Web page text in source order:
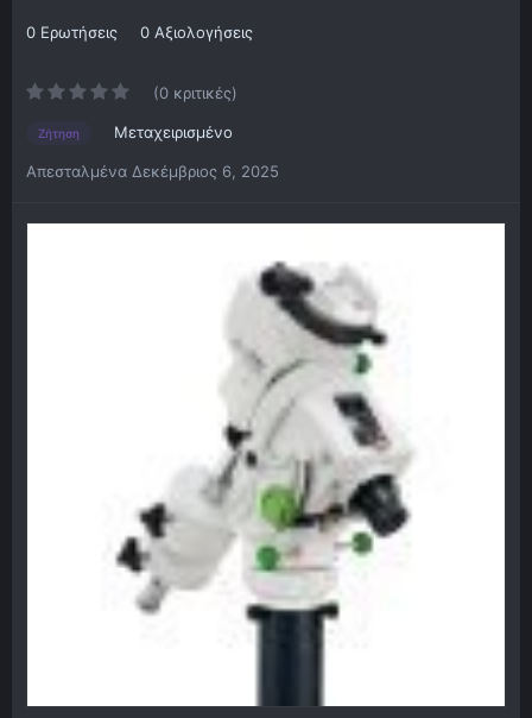
0 Ερωτήσεις 0 Αξιολογήσεις
(0 κριτικές)
Ζήτηση Μεταχειρισμένο
Απεσταλμένα Δεκέμβριος 6, 2025